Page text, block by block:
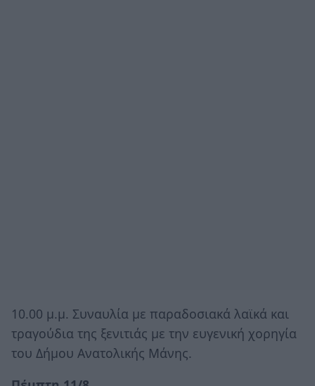
10.00 μ.μ. Συναυλία με παραδοσιακά λαϊκά και
τραγούδια της ξενιτιάς με την ευγενική χορηγία
του Δήμου Ανατολικής Μάνης.